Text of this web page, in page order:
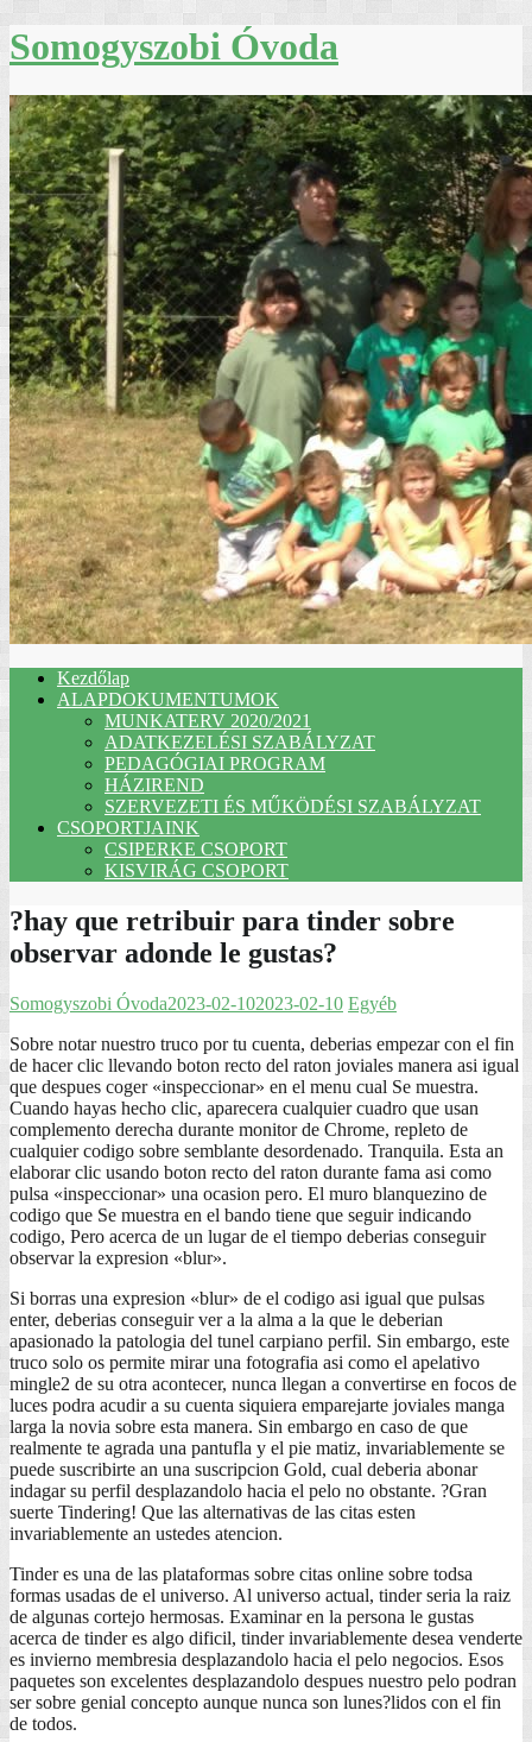
Skip
to
Somogyszobi Óvoda
Kezdőlap
ALAPDOKUMENTUMOK
MUNKATERV 2020/2021
ADATKEZELÉSI SZABÁLYZAT
PEDAGÓGIAI PROGRAM
HÁZIREND
SZERVEZETI ÉS MŰKÖDÉSI SZABÁLYZAT
CSOPORTJAINK
CSIPERKE CSOPORT
KISVIRÁG CSOPORT
?hay que retribuir para tinder sobre
observar adonde le gustas?
Somogyszobi Óvoda2023-02-102023-02-10 Egyéb
Sobre notar nuestro truco por tu cuenta, deberias empezar con el fin
de hacer clic llevando boton recto del raton joviales manera asi­ igual
que despues coger «inspeccionar» en el menu cual Se muestra.
Cuando hayas hecho clic, aparecera cualquier cuadro que usan
complemento derecha durante monitor de Chrome, repleto de
cualquier codigo sobre semblante desordenado. Tranquila. Esta an
elaborar clic usando boton recto del raton durante fama asi­ como
pulsa «inspeccionar» una ocasion pero. El muro blanquezino de
codigo que Se muestra en el bando tiene que seguir indicando
codigo, Pero acerca de un lugar de el tiempo deberias conseguir
observar la expresion «blur».
Si borras una expresion «blur» de el codigo asi­ igual que pulsas
enter, deberias conseguir ver a la alma a la que le deberian
apasionado la patologi­a del tunel carpiano perfil. Sin embargo, este
truco solo os permite mirar una fotografia asi­ como el apelativo
mingle2 de su otra acontecer, nunca llegan a convertirse en focos de
luces podra acudir a su cuenta siquiera emparejarte joviales manga
larga la novia sobre esta manera. Sin embargo en caso de que
realmente te agrada una pantufla y el pie matiz, invariablemente se
puede suscribirte an una suscripcion Gold, cual deberia abonar
indagar su perfil desplazandolo hacia el pelo no obstante. ?Gran
suerte Tindering! Que las alternativas de las citas esten
invariablemente an ustedes atencion.
Tinder es una de las plataformas sobre citas online sobre todsa
formas usadas de el universo. Al universo actual, tinder seri­a la raiz
de algunas cortejo hermosas. Examinar en la persona le gustas
acerca de tinder es algo dificil, tinder invariablemente desea venderte
es invierno membresia desplazandolo hacia el pelo negocios. Esos
paquetes son excelentes desplazandolo despues nuestro pelo podran
ser sobre genial concepto aunque nunca son lunes?lidos con el fin
de todos.